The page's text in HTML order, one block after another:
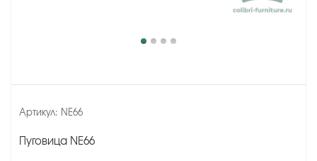
Артикул: NE66
Пуговица NE66